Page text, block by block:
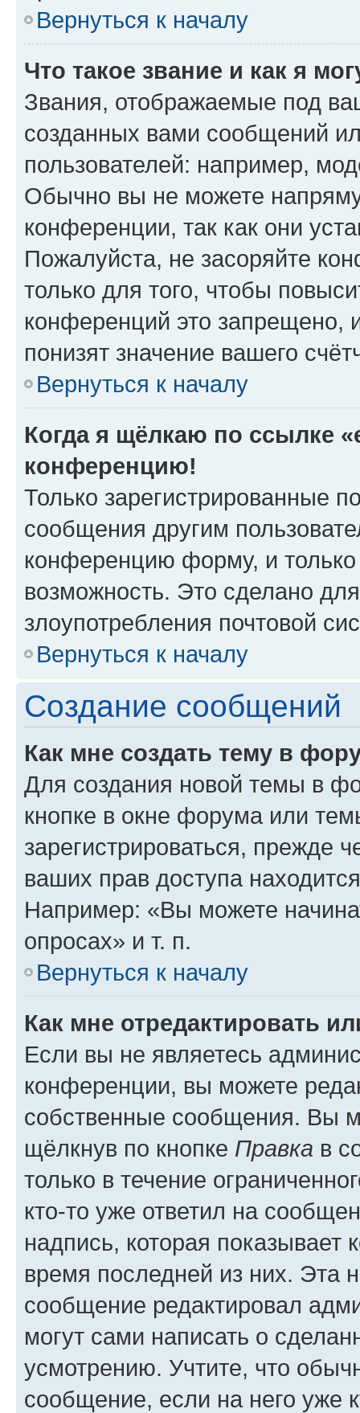
Вернуться к началу
Что такое звание и как я
Звания, отображаемые под
созданных вами сообщений
пользователей: например,
Обычно вы не можете
конференции, так как они
Пожалуйста, не засоряйте
только для того, чтобы
конференций это запрещено,
понизят значение вашего
Вернуться к началу
Когда я щёлкаю по ссылке
конференцию!
Только зарегистрированные
сообщения другим
конференцию форму, и
возможность. Это сделано
злоупотребления почтовой
Вернуться к началу
Создание сообщений
Как мне создать тему в
Для создания новой темы в
кнопке в окне форума или
зарегистрироваться, прежде
ваших прав доступа
Например: «Вы можете
опросах» и т. п.
Вернуться к началу
Как мне отредактировать
Если вы не являетесь
конференции, вы можете
собственные сообщения. Вы
щёлкнув по кнопке Правка в
только в течение
кто-то уже ответил на
надпись, которая показывает
время последней из них. Эта
сообщение редактировал
могут сами написать о
усмотрению. Учтите, что
сообщение, если на него уже